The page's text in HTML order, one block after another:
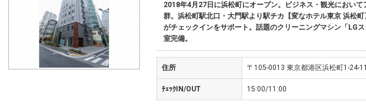
2018年4月27日に浜松町にオープン。ビジネス・観光において
群。浜松町駅北口・大門駅より駅チカ【変なホテル東京 浜松
がチェックインをサポート。話題のクリーニングマシン「LG
室完備。
住所 〒105-0013 東京都港区浜松町1-24-
ﾁｪｯｸIN/OUT 15:00/11:00